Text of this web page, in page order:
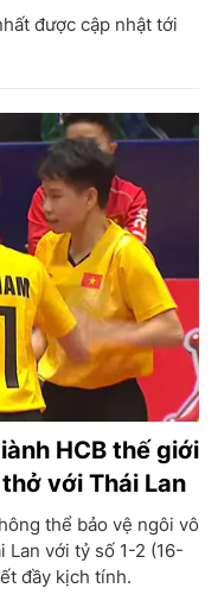
được cập nhật tới
HCB thế giới
với Thái Lan
thể bảo vệ ngôi vô
với tỷ số 1-2 (16-
đầy kịch tính.